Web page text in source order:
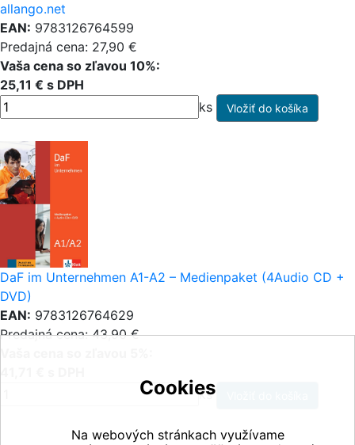
allango.net
EAN: 9783126764599
Predajná cena: 27,90 €
Vaša cena so zľavou 10%:
25,11 € s DPH
ks
DaF im Unternehmen A1-A2 – Medienpaket (4Audio CD +
DVD)
EAN: 9783126764629
Predajná cena: 43,90 €
ks
Cookies
Na webových stránkach využívame